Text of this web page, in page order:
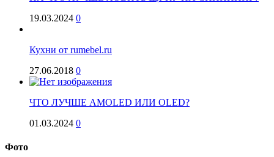
19.03.2024 0
Кухни от rumebel.ru
27.06.2018 0
ЧТО ЛУЧШЕ AMOLED ИЛИ OLED?
01.03.2024 0
Фото